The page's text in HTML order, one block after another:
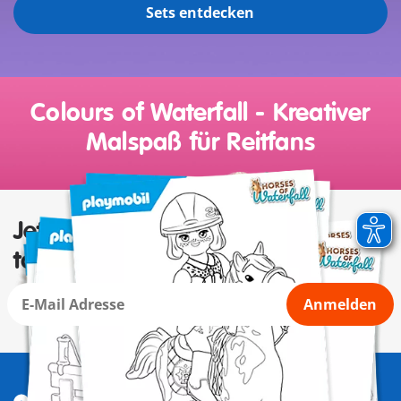
Sets entdecken
Colours of Waterfall - Kreativer
Malspaß für Reitfans
Jetzt Newsletter abonnieren und
tolle Vorteile sichern
Anmelden